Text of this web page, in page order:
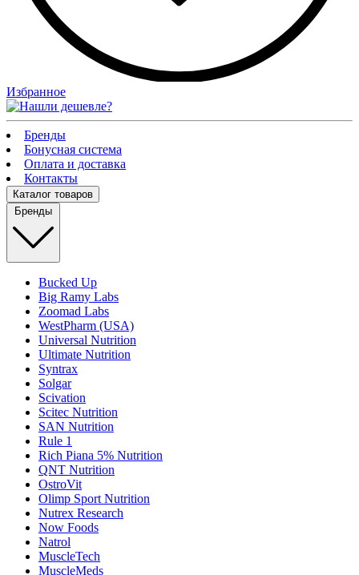
Избранное
Бренды
Бонусная система
Оплата и доставка
Контакты
Каталог товаров
Бренды
Bucked Up
Big Ramy Labs
Zoomad Labs
WestPharm (USA)
Universal Nutrition
Ultimate Nutrition
Syntrax
Solgar
Scivation
Scitec Nutrition
SAN Nutrition
Rule 1
Rich Piana 5% Nutrition
QNT Nutrition
OstroVit
Olimp Sport Nutrition
Nutrex Research
Now Foods
Natrol
MuscleTech
MuscleMeds